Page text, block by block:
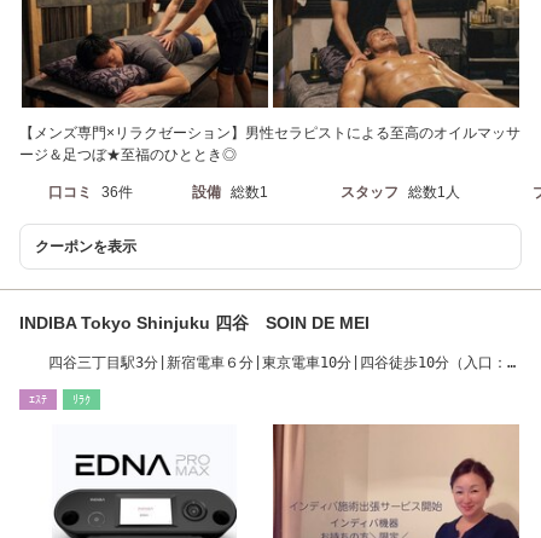
【メンズ専門×リラクゼーション】男性セラピストによる至高のオイルマッサ
ージ＆足つぼ★至福のひととき◎
口コミ 36件 設備 総数1 スタッフ 総数1人
クーポンを表示
INDIBA Tokyo Shinjuku 四谷 SOIN DE MEI
四谷三丁目駅3分|新宿電車６分|東京電車10分|四谷徒歩10分（入口：今
ｴｽﾃ ﾘﾗｸ